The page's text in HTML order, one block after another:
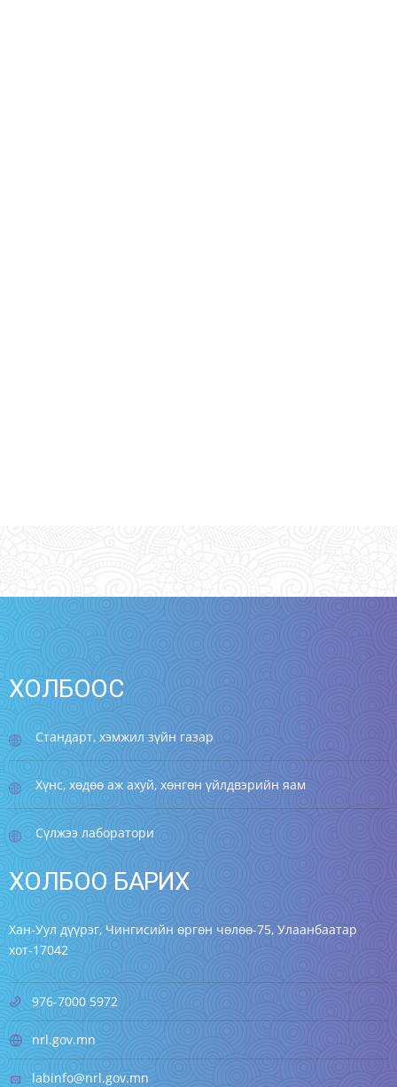
ХОЛБООС
Стандарт, хэмжил зүйн газар
Хүнс, хөдөө аж ахуй, хөнгөн үйлдвэрийн яам
Сүлжээ лаборатори
ХОЛБОО БАРИХ
Хан-Уул дүүрэг, Чингисийн өргөн чөлөө-75, Улаанбаатар
хот-17042
976-7000 5972
nrl.gov.mn
labinfo@nrl.gov.mn